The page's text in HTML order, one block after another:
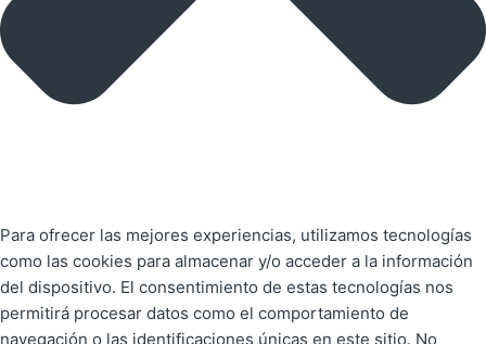
Para ofrecer las mejores experiencias, utilizamos tecnologías
como las cookies para almacenar y/o acceder a la información
del dispositivo. El consentimiento de estas tecnologías nos
permitirá procesar datos como el comportamiento de
navegación o las identificaciones únicas en este sitio. No